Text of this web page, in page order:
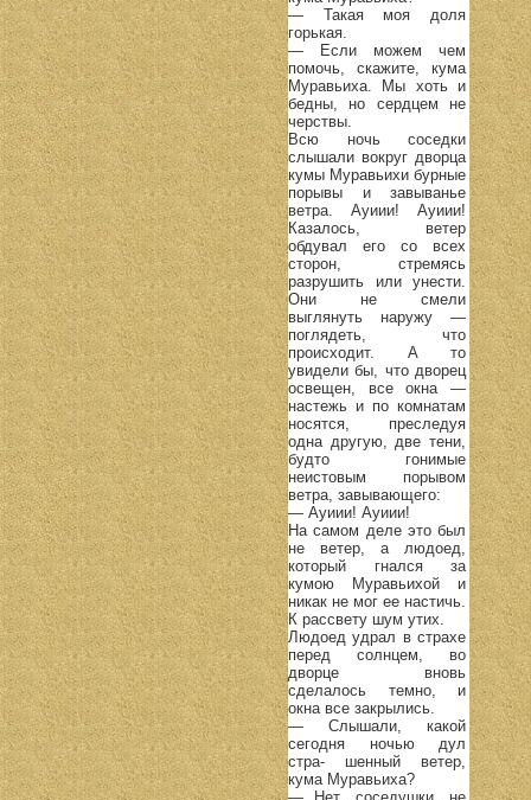
— Такая моя доля
горькая.
— Если можем чем
помочь, скажите, кума
Муравьиха. Мы хоть и
бедны, но сердцем не
черствы.
Всю ночь соседки
слышали вокруг дворца
кумы Муравьихи бурные
порывы и завыванье
ветра. Ауиии! Ауиии!
Казалось, ветер
обдувал его со всех
сторон, стремясь
разрушить или унести.
Они не смели
выглянуть наружу —
поглядеть, что
происходит. А то
увидели бы, что дворец
освещен, все окна —
настежь и по комнатам
носятся, преследуя
одна другую, две тени,
будто гонимые
неистовым порывом
ветра, завывающего:
— Ауиии! Ауиии!
На самом деле это был
не ветер, а людоед,
который гнался за
кумою Муравьихой и
никак не мог ее настичь.
К рассвету шум утих.
Людоед удрал в страхе
перед солнцем, во
дворце вновь
сделалось темно, и
окна все закрылись.
— Слышали, какой
сегодня ночью дул
стра- шенный ветер,
кума Муравьиха?